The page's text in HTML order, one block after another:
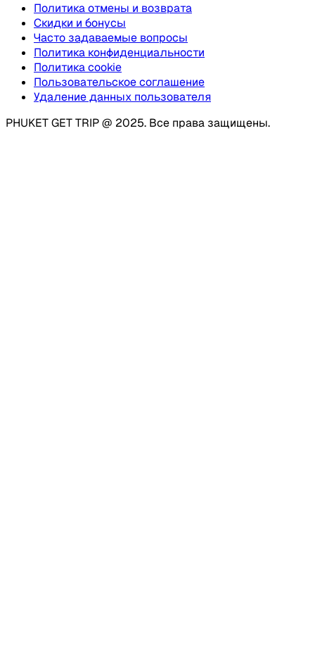
Политика отмены и возврата
Скидки и бонусы
Часто задаваемые вопросы
Политика конфиденциальности
Политика cookie
Пользовательское соглашение
Удаление данных пользователя
PHUKET GET TRIP @ 2025. Все права защищены.